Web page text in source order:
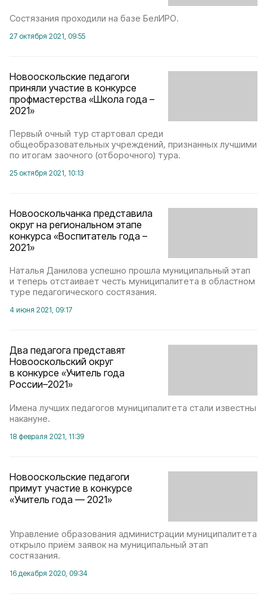
Состязания проходили на базе БелИРО.
27 октября 2021, 09:55
Новооскольские педагоги
приняли участие в конкурсе
профмастерства «Школа года –
2021»
Первый очный тур стартовал среди
общеобразовательных учреждений, признанных лучшими
по итогам заочного (отборочного) тура.
25 октября 2021, 10:13
Новооскольчанка представила
округ на региональном этапе
конкурса «Воспитатель года –
2021»
Наталья Данилова успешно прошла муниципальный этап
и теперь отстаивает честь муниципалитета в областном
туре педагогического состязания.
4 июня 2021, 09:17
Два педагога представят
Новооскольский округ
в конкурсе «Учитель года
России–2021»
Имена лучших педагогов муниципалитета стали известны
накануне.
18 февраля 2021, 11:39
Новооскольские педагоги
примут участие в конкурсе
«Учитель года — 2021»
Управление образования администрации муниципалитета
открыло приём заявок на муниципальный этап
состязания.
16 декабря 2020, 09:34